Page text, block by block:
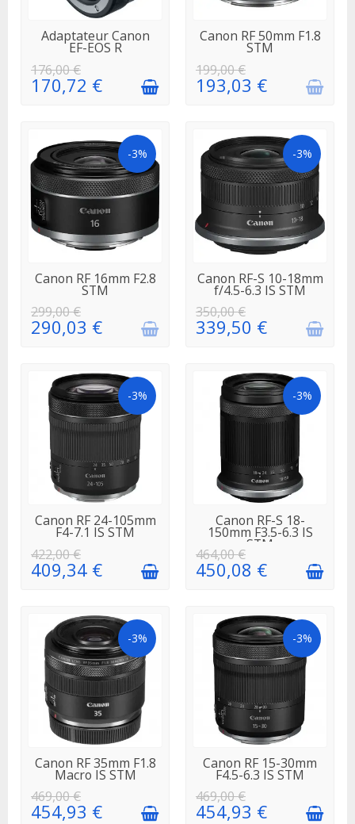
EN STOCK
Adaptateur Canon
EF-EOS R
176,00 €
170,72 €
EN
RÉAPPROVISIONNEMENT
Canon RF 50mm F1.8
STM
199,00 €
193,03 €
-3%
EN
RÉAPPROVISIONNEMENT
Canon RF 16mm F2.8
STM
299,00 €
290,03 €
-3%
EN
RÉAPPROVISIONNEMENT
Canon RF-S 10-18mm
f/4.5-6.3 IS STM
350,00 €
339,50 €
-3%
EN STOCK
Canon RF 24-105mm
F4-7.1 IS STM
422,00 €
409,34 €
-3%
EN STOCK
Canon RF-S 18-
150mm F3.5-6.3 IS
STM
464,00 €
450,08 €
-3%
EN STOCK
Canon RF 35mm F1.8
Macro IS STM
469,00 €
454,93 €
-3%
EN STOCK
Canon RF 15-30mm
F4.5-6.3 IS STM
469,00 €
454,93 €